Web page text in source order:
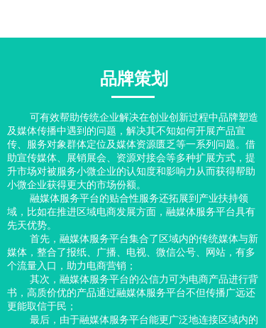
品牌策划
可有效帮助传统企业解决在创业创新过程中品牌塑造
及媒体传播中遇到的问题，解决其不知如何开展产品宣
传、服务对象群体定位及媒体资源匮乏等一系列问题。 借
助宣传媒体、展销展会、资源对接会等多种扩展方式，提
升市场对被服务小微企业的认知度和影响力从而获得帮助
小微企业获得更大的市场份额。
融媒体服务平台的贴合性服务还拓展到产业扶持领
域，比如在推进区域电商发展方面，融媒体服务平台具有
先天优势。
首先，融媒体服务平台集合了区域内的传统媒体与新
媒体，整合了报纸、广播、电视、微信公号、网站，有多
个流量入口，助力电商营销；
其次，融媒体服务平台的公信力可为电商产品进行背
书，高质价优的产品通过融媒体服务平台不但传播广远还
更能取信于民；
最后，由于融媒体服务平台能更广泛地连接区域内的